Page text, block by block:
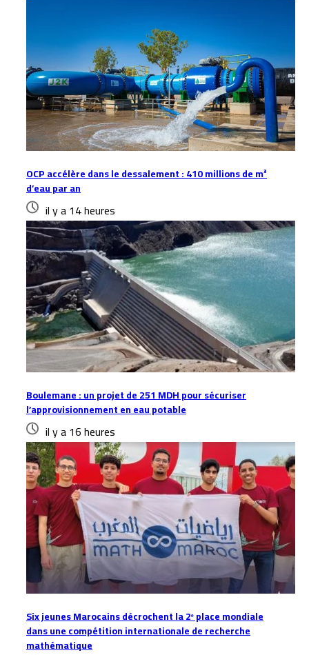
OCP accélère dans le dessalement : 410 millions de m³
d’eau par an
il y a 14 heures
Boulemane : un projet de 251 MDH pour sécuriser
l’approvisionnement en eau potable
il y a 16 heures
Six jeunes Marocains décrochent la 2ᵉ place mondiale
dans une compétition internationale de recherche
mathématique